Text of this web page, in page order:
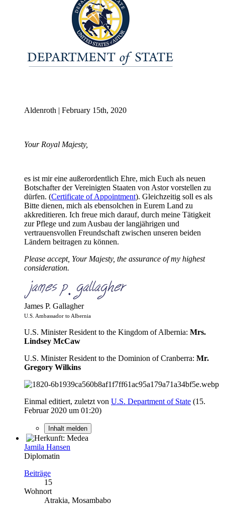
Aldenroth | February 15th, 2020
Your Royal Majesty,
es ist mir eine außerordentlich Ehre, mich Euch als neuen
Botschafter der Vereinigten Staaten von Astor vorstellen zu
dürfen. (Certificate of Appointment). Gleichzeitig soll es als
Bitte dienen, mich als ebensolchen in Eurem Land zu
akkreditieren. Ich freue mich darauf, durch meine Tätigkeit
zur Pflege und zum Ausbau der langjährigen und
vertrauensvollen Freundschaft zwischen unseren beiden
Ländern beitragen zu können.
Please accept, Your Majesty, the assurance of my highest
consideration.
James P. Gallagher
U.S. Ambassador to Albernia
U.S. Minister Resident to the Kingdom of Albernia: Mrs.
Lindsey McCaw
U.S. Minister Resident to the Dominion of Cranberra: Mr.
Gregory Wilkins
Einmal editiert, zuletzt von U.S. Department of State (15.
Februar 2020 um 01:20)
Inhalt melden
Jamila Hansen
Diplomatin
Beiträge
15
Wohnort
Atrakia, Mosambabo